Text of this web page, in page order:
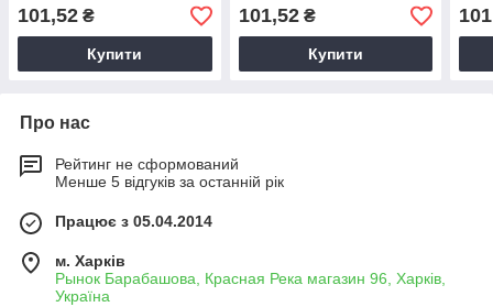
101,52 ₴
Купити
101,52₴
Купити
Про нас
Рейтинг не сформований
Менше 5 відгуків за останній рік
Працює з 05.04.2014
м. Харків
Рынок Барабашова, Красная Река магазин 96, Харків,
Україна